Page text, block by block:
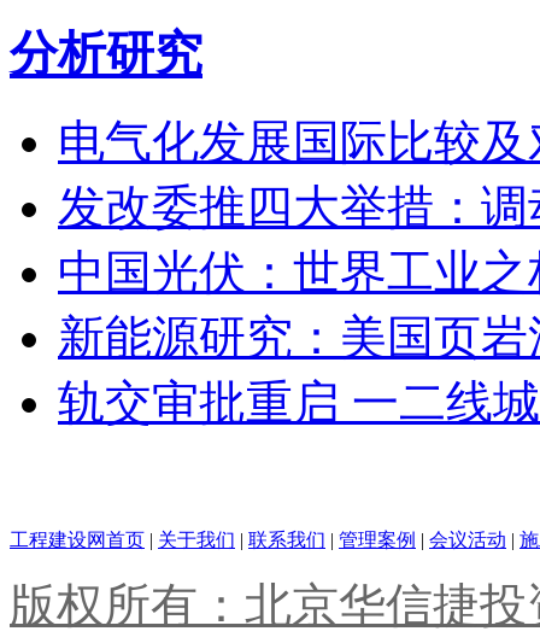
分析研究
电气化发展国际比较
发改委推四大举措：
中国光伏：世界工业
新能源研究：美国页
轨交审批重启 一二线
工程建设网首页 | 关于我们 | 联系我们 | 管理案例 | 会议活动 |
版权所有：北京华信捷